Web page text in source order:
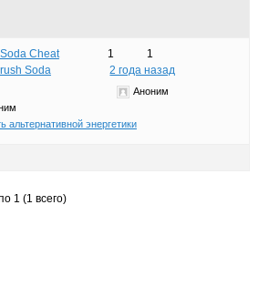
Cheat
Soda
альтернативной энергетики
1
1
2 года назад
Аноним
1 (1 всего)